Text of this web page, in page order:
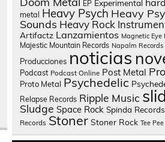
EP Experimental
metal Heavy Psych Heavy
Sounds Heavy Rock
Artifactz Lanzamientos Magnetic Eye
Majestic Mountain Records Napalm Records
Producciones noticias
Podcast Podcast Online Post Metal
Proto Metal Psychedelic
Relapse Records Ripple Music
Sludge Space Rock Spinda Records
Records Stoner Stoner Rock Tee